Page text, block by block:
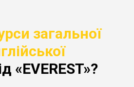
загальної
«EVEREST»?